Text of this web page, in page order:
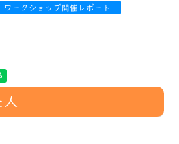
ワークショップ開催レポート
人